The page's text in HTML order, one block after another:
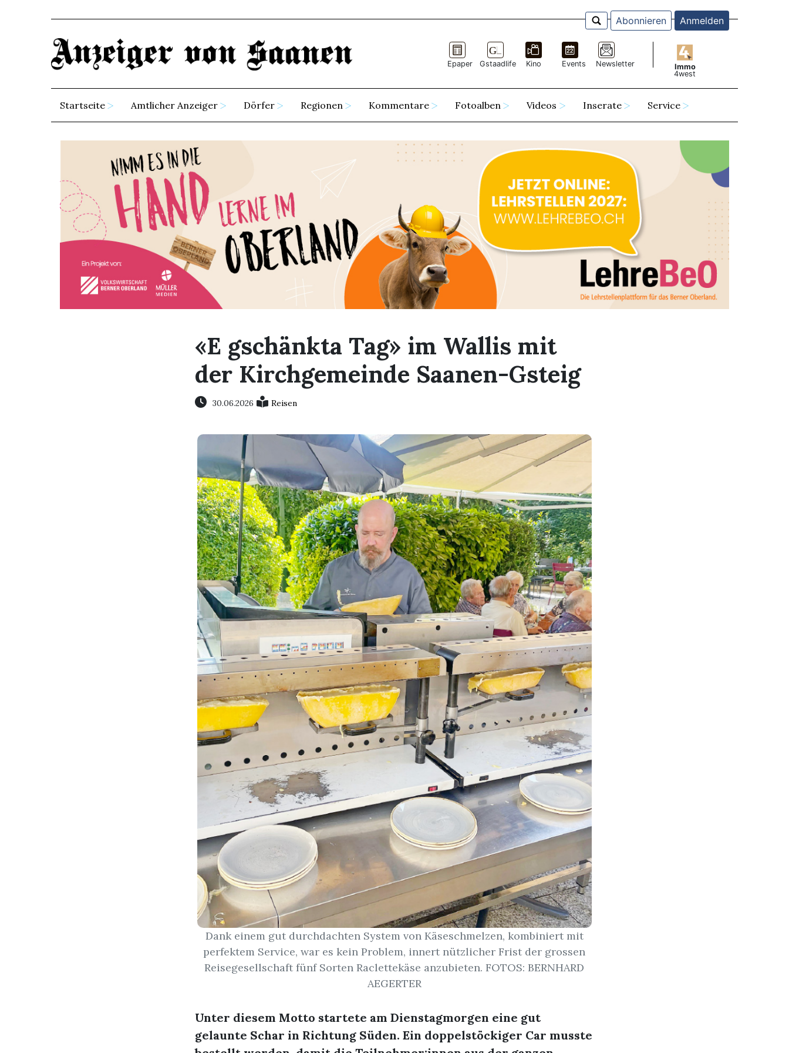
Abonnieren Anmelden
Epaper Gstaadlife Kino Events Newsletter
Immo
4west
Startseite Amtlicher Anzeiger Dörfer Regionen Kommentare Fotoalben Videos Inserate Service
«E gschänkta Tag» im Wallis mit
der Kirchgemeinde Saanen-Gsteig
30.06.2026 Reisen
Dank einem gut durchdachten System von Käseschmelzen, kombiniert mit
perfektem Service, war es kein Problem, innert nützlicher Frist der grossen
Reisegesellschaft fünf Sorten Raclettekäse anzubieten. FOTOS: BERNHARD
AEGERTER
Unter diesem Motto startete am Dienstagmorgen eine gut
gelaunte Schar in Richtung Süden. Ein doppelstöckiger Car musste